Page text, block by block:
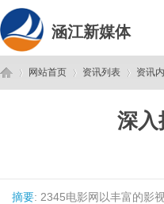
涵江新媒体
网站首页 资讯列表 资讯
深入
摘要: 2345电影网以丰富的影